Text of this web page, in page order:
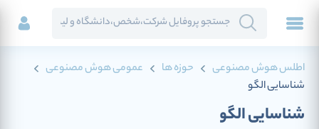
اطلس هوش مصنوعی حوزه ها
عمومی هوش مصنوعی
شناسایی الگو
شناسایی الگو